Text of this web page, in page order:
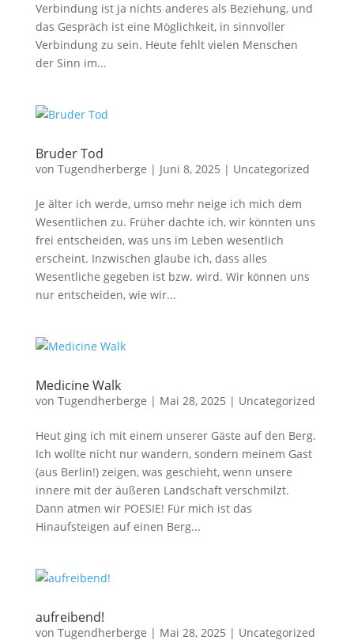
Verbindung ist ja nichts anderes als Beziehung, und
das Gespräch ist eine Möglichkeit, in sinnvoller
Verbindung zu sein. Heute fehlt vielen Menschen
der Sinn im...
Bruder Tod
von Tugendherberge | Juni 8, 2025 | Uncategorized
Je älter ich werde, umso mehr neige ich mich dem
Wesentlichen zu. Früher dachte ich, wir könnten uns
frei entscheiden, was uns im Leben wesentlich
erscheint. Inzwischen glaube ich, dass alles
Wesentliche gegeben ist bzw. wird. Wir können uns
nur entscheiden, wie wir...
Medicine Walk
von Tugendherberge | Mai 28, 2025 | Uncategorized
Heut ging ich mit einem unserer Gäste auf den Berg.
Ich wollte nicht nur wandern, sondern meinem Gast
(aus Berlin!) zeigen, was geschieht, wenn unsere
innere mit der äußeren Landschaft verschmilzt.
Dann atmen wir POESIE! Für mich ist das
Hinaufsteigen auf einen Berg...
aufreibend!
von Tugendherberge | Mai 28, 2025 | Uncategorized